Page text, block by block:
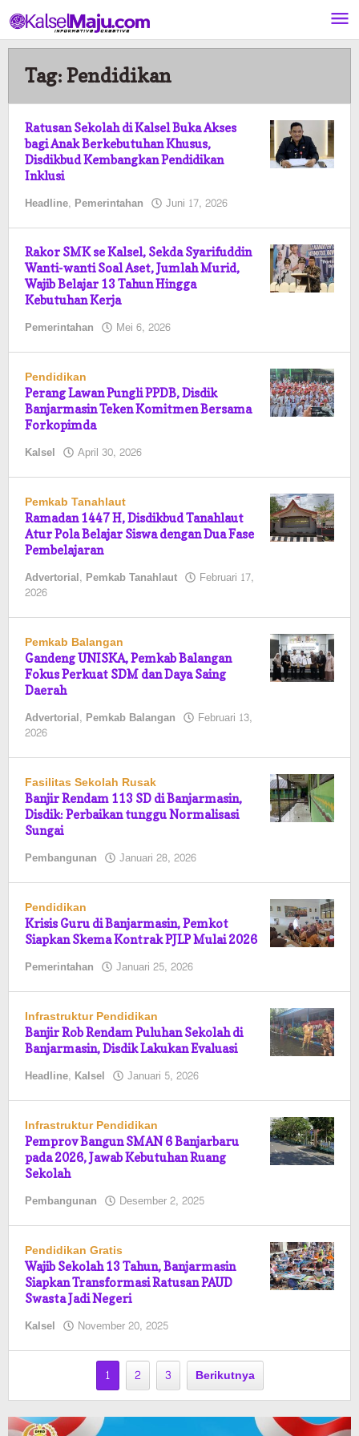
ke
konten
Tag: Pendidikan
Ratusan Sekolah di Kalsel Buka Akses
bagi Anak Berkebutuhan Khusus,
Disdikbud Kembangkan Pendidikan
Inklusi
Headline, Pemerintahan Juni 17, 2026
Pimred
Rakor SMK se Kalsel, Sekda Syarifuddin
Wanti-wanti Soal Aset, Jumlah Murid,
Wajib Belajar 13 Tahun Hingga
Kebutuhan Kerja
Pemerintahan Mei 6, 2026
Pimred
Pendidikan
Perang Lawan Pungli PPDB, Disdik
Banjarmasin Teken Komitmen Bersama
Forkopimda
Kalsel April 30, 2026
Pemkab Tanahlaut
Ramadan 1447 H, Disdikbud Tanahlaut
Atur Pola Belajar Siswa dengan Dua Fase
Pembelajaran
Advertorial, Pemkab Tanahlaut Februari 17,
2026
Pemkab Balangan
Gandeng UNISKA, Pemkab Balangan
Fokus Perkuat SDM dan Daya Saing
Daerah
Advertorial, Pemkab Balangan Februari 13,
2026
Fasilitas Sekolah Rusak
Banjir Rendam 113 SD di Banjarmasin,
Disdik: Perbaikan tunggu Normalisasi
Sungai
Pembangunan Januari 28, 2026
Pendidikan
Krisis Guru di Banjarmasin, Pemkot
Siapkan Skema Kontrak PJLP Mulai 2026
Pemerintahan Januari 25, 2026
Infrastruktur Pendidikan
Banjir Rob Rendam Puluhan Sekolah di
Banjarmasin, Disdik Lakukan Evaluasi
Headline, Kalsel Januari 5, 2026
Infrastruktur Pendidikan
Pemprov Bangun SMAN 6 Banjarbaru
pada 2026, Jawab Kebutuhan Ruang
Sekolah
Pembangunan Desember 2, 2025
Pendidikan Gratis
Wajib Sekolah 13 Tahun, Banjarmasin
Siapkan Transformasi Ratusan PAUD
Swasta Jadi Negeri
Kalsel November 20, 2025
1 2 3 Berikutnya